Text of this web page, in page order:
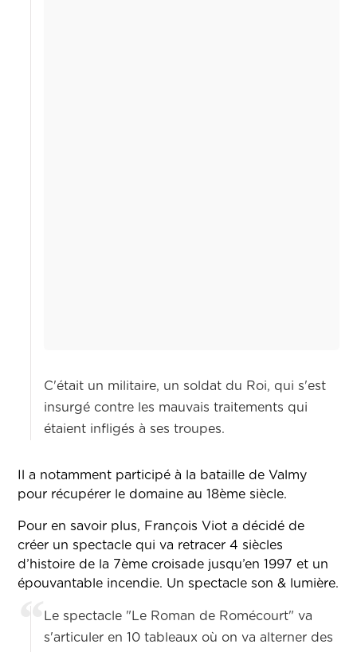
C'était un militaire, un soldat du Roi, qui s'est
insurgé contre les mauvais traitements qui
étaient infligés à ses troupes.
Il a notamment participé à la bataille de Valmy
pour récupérer le domaine au 18ème siècle.
Pour en savoir plus, François Viot a décidé de
créer un spectacle qui va retracer 4 siècles
d’histoire de la 7ème croisade jusqu’en 1997 et un
épouvantable incendie. Un spectacle son & lumière.
Le spectacle "Le Roman de Romécourt" va
s'articuler en 10 tableaux où on va alterner des